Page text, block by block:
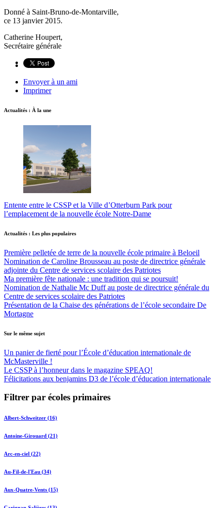
Donné à Saint-Bruno-de-Montarville,
ce 13 janvier 2015.
Catherine Houpert,
Secrétaire générale
Envoyer à un ami
Imprimer
Actualités : À la une
Entente entre le CSSP et la Ville d’Otterburn Park pour
l’emplacement de la nouvelle école Notre-Dame
Actualités : Les plus populaires
Première pelletée de terre de la nouvelle école primaire à Beloeil
Nomination de Caroline Brousseau au poste de directrice générale
adjointe du Centre de services scolaire des Patriotes
Ma première fête nationale : une tradition qui se poursuit!
Nomination de Nathalie Mc Duff au poste de directrice générale du
Centre de services scolaire des Patriotes
Présentation de la Chaise des générations de l’école secondaire De
Mortagne
Sur le même sujet
Un panier de fierté pour l’École d’éducation internationale de
McMasterville !
Le CSSP à l’honneur dans le magazine SPEAQ!
Félicitations aux benjamins D3 de l’école d’éducation internationale
Filtrer par écoles primaires
Albert-Schweitzer (16)
Antoine-Girouard (21)
Arc-en-ciel (22)
Au-Fil-de-l'Eau (34)
Aux-Quatre-Vents (15)